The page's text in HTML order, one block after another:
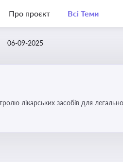
Про проєкт Всі Теми
06-09-2025
лікарських засобів для